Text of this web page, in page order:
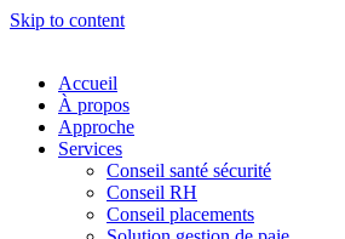
Skip to content
Accueil
À propos
Approche
Services
Conseil santé sécurité
Conseil RH
Conseil placements